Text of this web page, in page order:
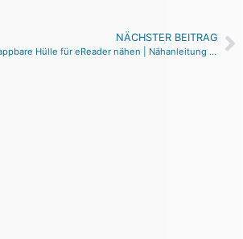
NÄCHSTER BEITRAG
aufklappbare Hülle für eReader nähen | Nähanleitung | Tolino oder Kindle